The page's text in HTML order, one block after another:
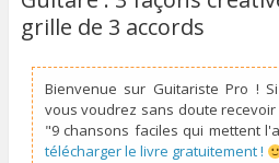
grille de 3 accords
Bienvenue sur Guitariste Pro !
vous voudrez sans doute
"9 chansons faciles qui mettent
télécharger le livre gratuitement !